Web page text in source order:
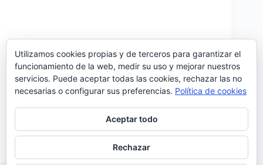
Dos años después del fantástico «Carga de
Ombro»(2016), Samuel Úria vuelve con un nuevo
trabajo: «Marcha Atroz», un epé compuesto por 4
temas: ‘Ferrugem’, ‘Fusão’, ‘Mãos’ y ‘Vem de
Novo’ que han sido lanzados simultáneamente con
un videoclip acompañando cada…
Noemí Sánchez
31/10/2018
Utilizamos cookies propias y de terceros para garantizar el
funcionamiento de la web, medir su uso y mejorar nuestros
servicios. Puede aceptar todas las cookies, rechazar las no
necesarias o configurar sus preferencias. Política de cookies
Aceptar todo
Rechazar